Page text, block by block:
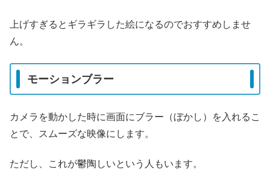
上げすぎるとギラギラした絵になるのでおすすめしませ
ん。
モーションブラー
カメラを動かした時に画面にブラー（ぼかし）を入れるこ
とで、スムーズな映像にします。
ただし、これが鬱陶しいという人もいます。